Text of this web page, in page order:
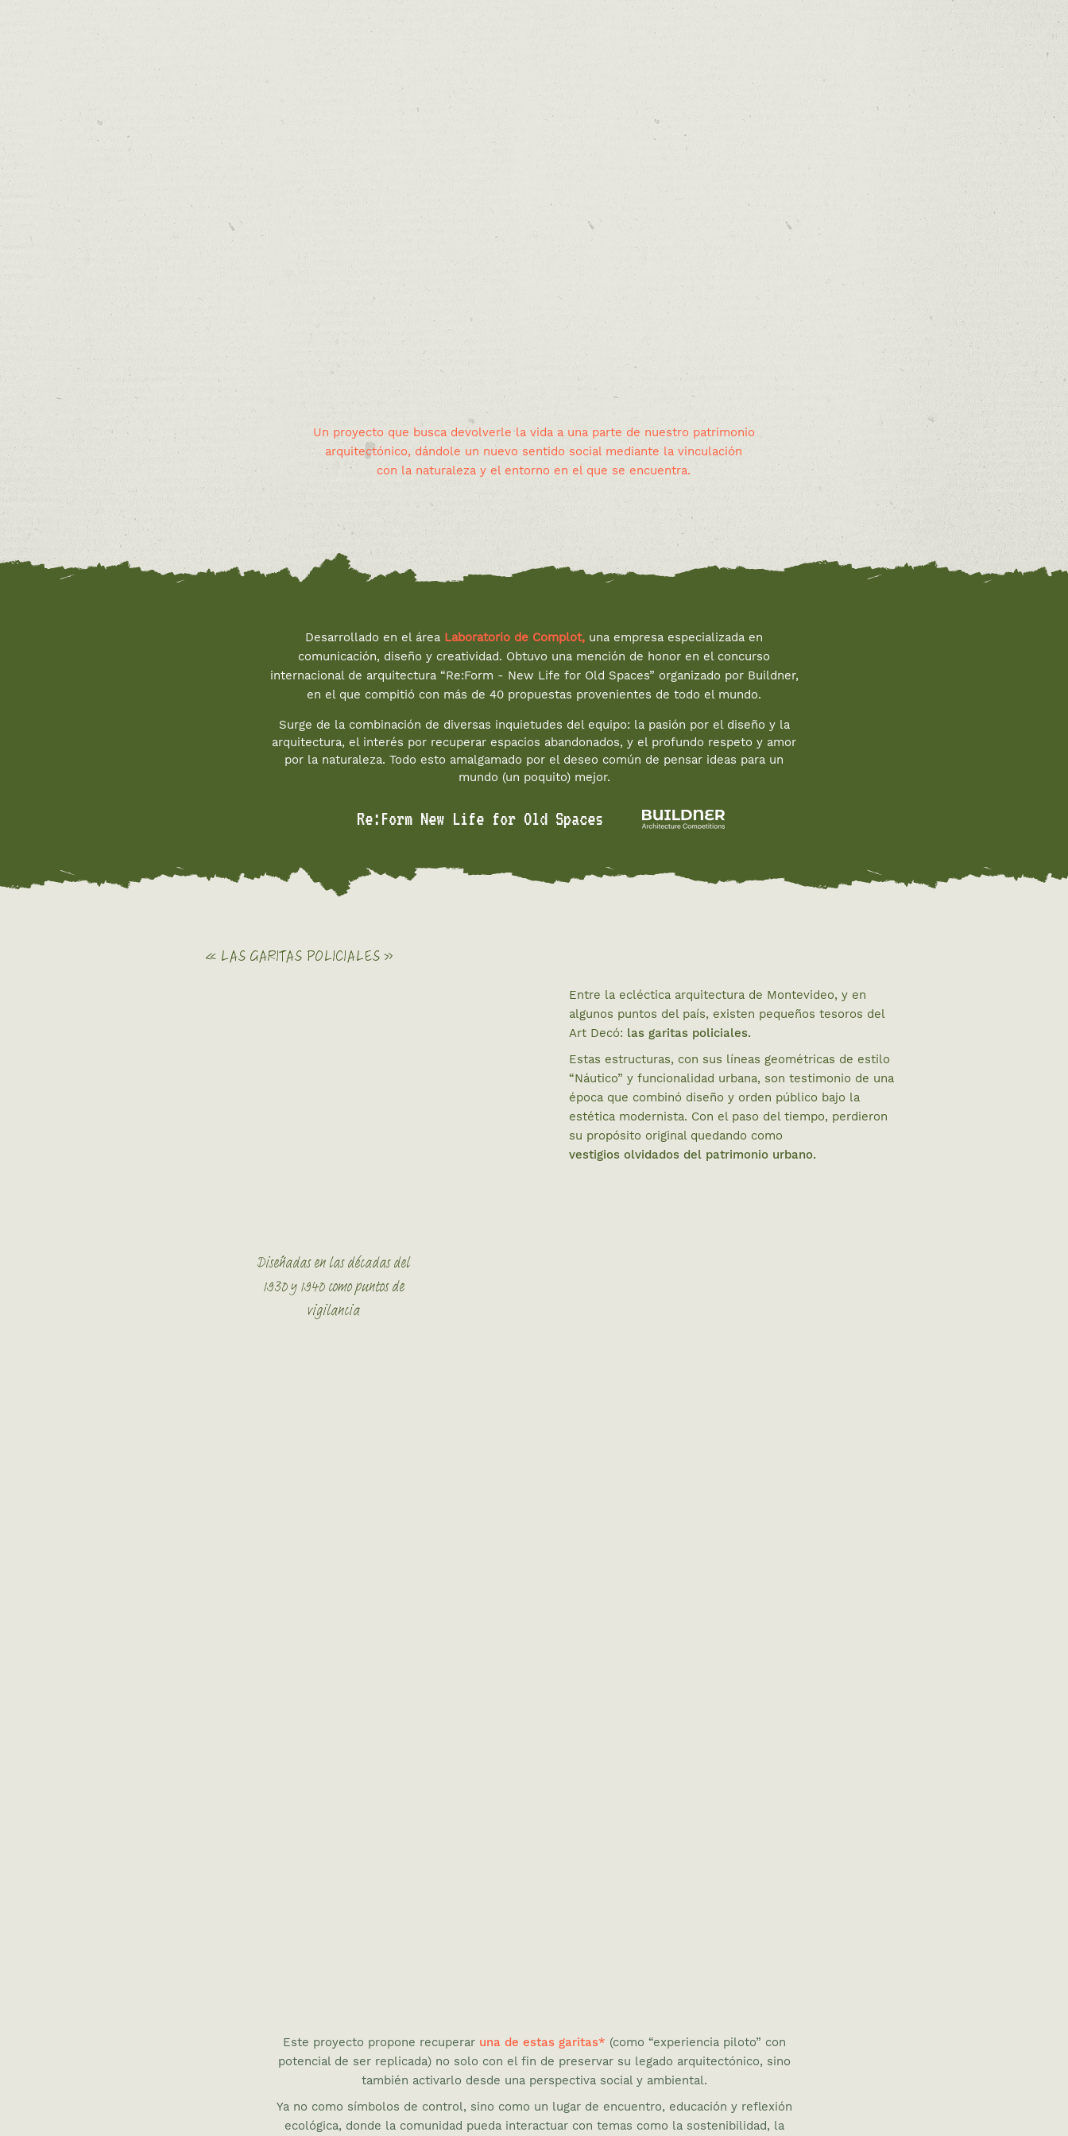
Un proyecto que busca devolverle la vida a una parte de nuestro patrimonio
arquitectónico, dándole un nuevo sentido social mediante la vinculación
con la naturaleza y el entorno en el que se encuentra.
Desarrollado en el área Laboratorio de Complot, una empresa especializada en
comunicación, diseño y creatividad. Obtuvo una mención de honor en el concurso
internacional de arquitectura “Re:Form - New Life for Old Spaces” organizado por Buildner,
en el que compitió con más de 40 propuestas provenientes de todo el mundo.
Surge de la combinación de diversas inquietudes del equipo: la pasión por el diseño y la
arquitectura, el interés por recuperar espacios abandonados, y el profundo respeto y amor
por la naturaleza. Todo esto amalgamado por el deseo común de pensar ideas para un
mundo (un poquito) mejor.
Re:Form New Life for Old Spaces
« LAS GARITAS POLICIALES »
Entre la ecléctica arquitectura de Montevideo, y en
algunos puntos del país, existen pequeños tesoros del
Art Decó: las garitas policiales.
Estas estructuras, con sus líneas geométricas de estilo
“Náutico” y funcionalidad urbana, son testimonio de una
época que combinó diseño y orden público bajo la
estética modernista. Con el paso del tiempo, perdieron
su propósito original quedando como
vestigios olvidados del patrimonio urbano.
Diseñadas en las décadas del
1930 y 1940 como puntos de
vigilancia
Este proyecto propone recuperar una de estas garitas* (como “experiencia piloto” con
potencial de ser replicada) no solo con el fin de preservar su legado arquitectónico, sino
también activarlo desde una perspectiva social y ambiental.
Ya no como símbolos de control, sino como un lugar de encuentro, educación y reflexión
ecológica, donde la comunidad pueda interactuar con temas como la sostenibilidad, la